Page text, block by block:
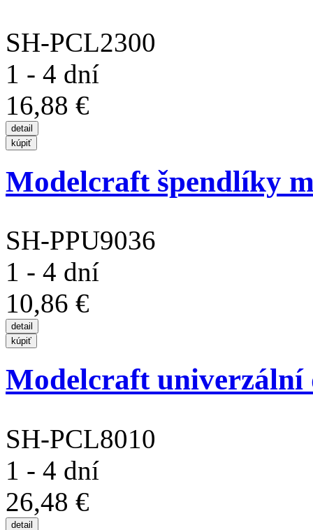
SH-PCL2300
1 - 4 dní
16,88 €
Modelcraft špendlíky
SH-PPU9036
1 - 4 dní
10,86 €
Modelcraft univerzální
SH-PCL8010
1 - 4 dní
26,48 €